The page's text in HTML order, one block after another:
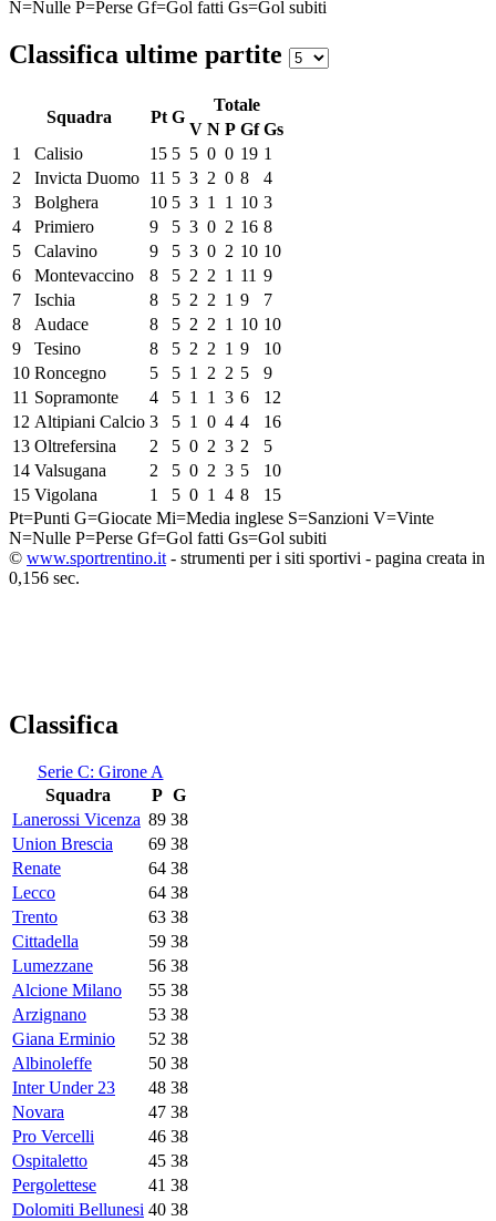
N=Nulle P=Perse Gf=Gol fatti Gs=Gol subiti
Classifica ultime partite
Squadra Pt G
Totale
V N P Gf Gs
1
Calisio 15 5 5 0 0 19 1
2
Invicta Duomo 11 5 3 2 0 8
4
3
Bolghera 10 5 3 1 1 10 3
4
Primiero 9 5 3 0 2 16 8
5
Calavino 9 5 3 0 2 10 10
6
Montevaccino 8 5 2 2 1 11 9
7
Ischia 8 5 2 2 1 9
7
8
Audace 8 5 2 2 1 10 10
9
Tesino 8 5 2 2 1 9
10
10 Roncegno 5 5 1 2 2 5
9
11 Sopramonte 4 5 1 1 3 6
12
12 Altipiani Calcio 3 5 1 0 4 4
16
13 Oltrefersina 2 5 0 2 3 2
5
14 Valsugana 2 5 0 2 3 5
10
15 Vigolana 1 5 0 1 4 8
15
Pt=Punti G=Giocate Mi=Media inglese S=Sanzioni V=Vinte
N=Nulle P=Perse Gf=Gol fatti Gs=Gol subiti
© www.sportrentino.it - strumenti per i siti sportivi - pagina creata in
0,156 sec.
Classifica
Serie C: Girone A
Squadra
P G
Lanerossi Vicenza 89 38
Union Brescia
69 38
Renate
64 38
Lecco
64 38
Trento
63 38
Cittadella
59 38
Lumezzane
56 38
Alcione Milano
55 38
Arzignano
53 38
Giana Erminio
52 38
Albinoleffe
50 38
Inter Under 23
48 38
Novara
47 38
Pro Vercelli
46 38
Ospitaletto
45 38
Pergolettese
41 38
Dolomiti Bellunesi 40 38